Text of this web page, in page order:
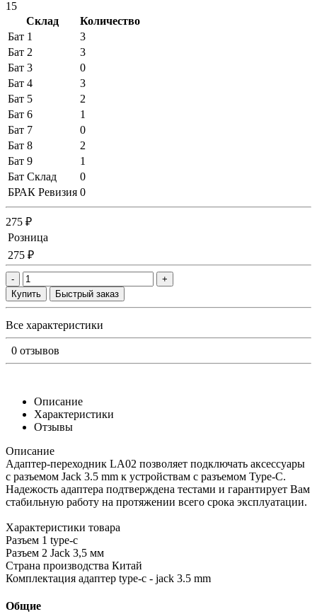
15
Склад
Количество
Бат 1
3
Бат 2
3
Бат 3
0
Бат 4
3
Бат 5
2
Бат 6
1
Бат 7
0
Бат 8
2
Бат 9
1
Бат Склад
0
БРАК Ревизия 0
275 ₽
Розница
275 ₽
-
+
Купить
Быстрый заказ
Все характеристики
0 отзывов
Описание
Характеристики
Отзывы
Описание
Адаптер-переходник LA02 позволяет подключать аксессуары
с разъемом Jack 3.5 mm к устройствам с разъемом Type-C.
Надежость адаптера подтверждена тестами и гарантирует Вам
стабильную работу на протяжении всего срока эксплуатации.
Характеристики товара
Разъем 1 type-c
Разъем 2 Jack 3,5 мм
Страна производства Китай
Комплектация адаптер type-c - jack 3.5 mm
Общие